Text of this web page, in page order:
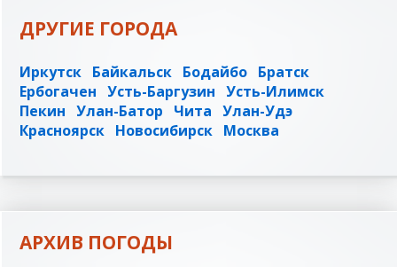
ДРУГИЕ ГОРОДА
Иркутск Байкальск Бодайбо Братск
Ербогачен Усть-Баргузин Усть-Илимск
Пекин Улан-Батор Чита Улан-Удэ
Красноярск Новосибирск Москва
АРХИВ ПОГОДЫ